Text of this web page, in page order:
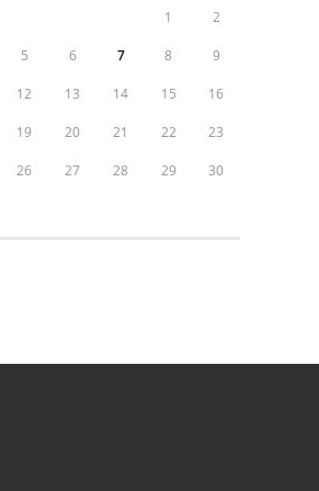
1 2
5 6 7 8 9
12 13 14 15 16
19 20 21 22 23
26 27 28 29 30